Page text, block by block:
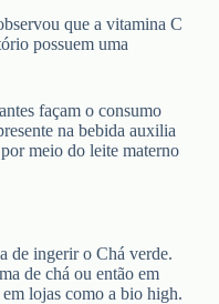
que a vitamina C
possuem uma
façam o consumo
na bebida auxilia
meio do leite materno
de ingerir o Chá verde.
de chá ou então em
lojas como a bio high.